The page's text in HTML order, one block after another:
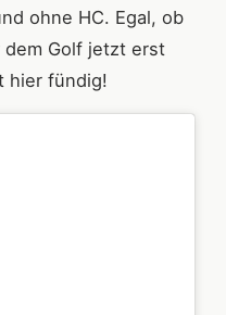
ohne HC. Egal, ob
Golf jetzt erst
hier fündig!